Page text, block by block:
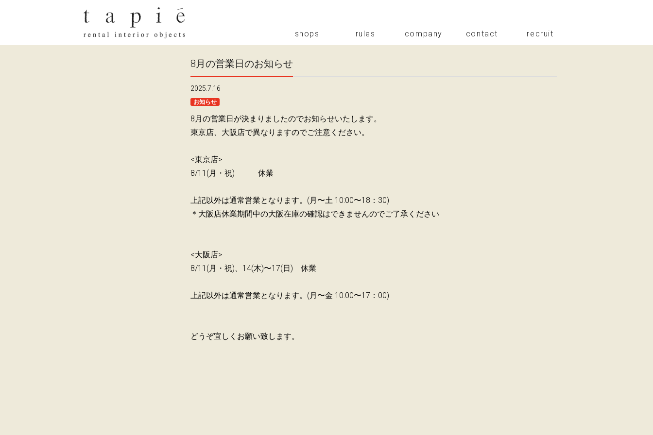
shops rules company contact recruit
8月の営業日のお知らせ
2025.7.16
お知らせ
8月の営業日が決まりましたのでお知らせいたします。
東京店、大阪店で異なりますのでご注意ください。
<東京店>
8/11(月・祝) 休業
上記以外は通常営業となります。(月〜土 10:00〜18：30)
＊大阪店休業期間中の大阪在庫の確認はできませんのでご了承ください
<大阪店>
8/11(月・祝)、14(木)〜17(日) 休業
上記以外は通常営業となります。(月〜金 10:00〜17：00)
どうぞ宜しくお願い致します。